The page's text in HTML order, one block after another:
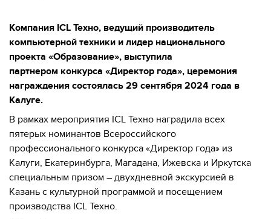
Компания ICL Техно, ведущий производитель
компьютерной техники и лидер национального
проекта «Образование», выступила
партнером конкурса «Директор года», церемония
награждения состоялась 29 сентября 2024 года в
Калуге.
В рамках мероприятия ICL Техно наградила всех
пятерых номинантов Всероссийского
профессионального конкурса «Директор года» из
Калуги, Екатеринбурга, Магадана, Ижевска и Иркутска
специальным призом – двухдневной экскурсией в
Казань с культурной программой и посещением
производства ICL Техно.